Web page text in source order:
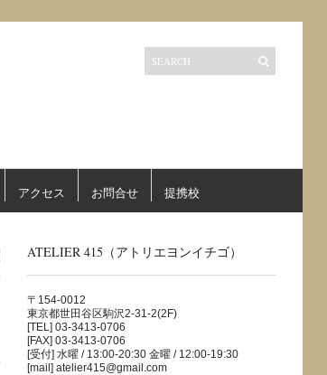
アクセス お問合せ 提携校
ATELIER 415（アトリエヨンイチゴ）
〒154-0012
東京都世田谷区駒沢2-31-2(2F)
[TEL] 03-3413-0706
[FAX] 03-3413-0706
[受付] 水曜 / 13:00-20:30 金曜 / 12:00-19:30
[mail] atelier415@gmail.com